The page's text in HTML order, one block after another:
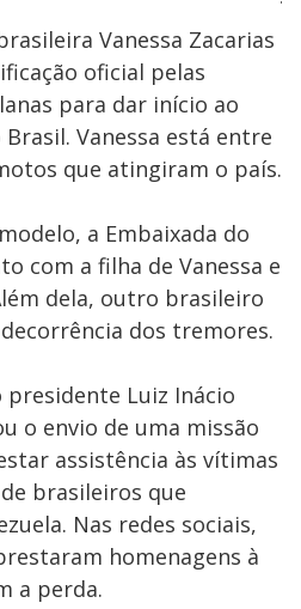
Vanessa Zacarias
oficial pelas
para dar início ao
Vanessa está entre
que atingiram o país.
a Embaixada do
com a filha de Vanessa e
dela, outro brasileiro
dos tremores.
Luiz Inácio
o envio de uma missão
assistência às vítimas
brasileiros que
Nas redes sociais,
homenagens à
a perda.